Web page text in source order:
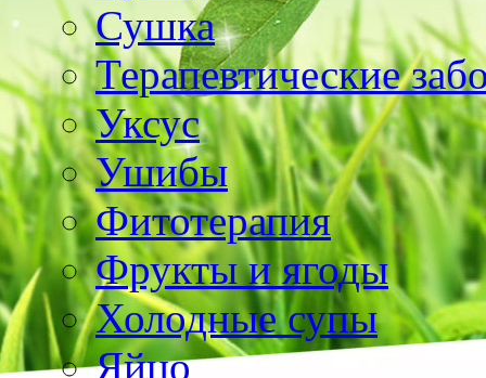
Сушка
Терапевтические
Уксус
Ушибы
Фитотерапия
Фрукты и ягоды
Холодные супы
Яйцо